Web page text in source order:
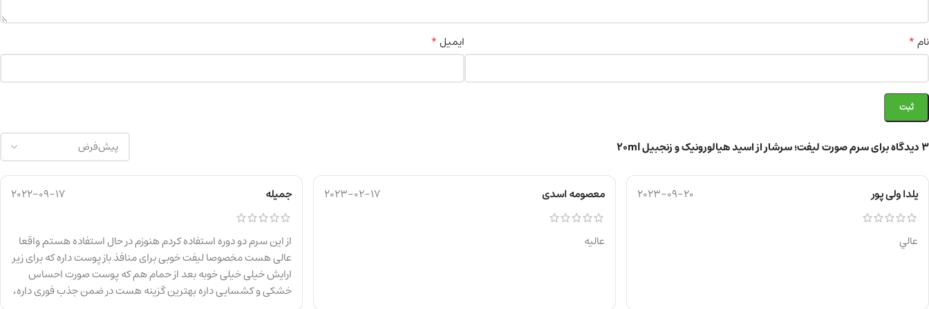
3 دیدگاه برای سرم صورت لیفت؛ سرشار از اسید هیالورونیک و زنجبیل 20ml
یلدا ولی پور 2023-09-20
عالي
معصومه اسدی 2023-02-17
عالیه
جمیله 2022-09-17
از این سرم دو دوره استفاده کردم هنوزم در حال استفاده هستم واقعا
عالی هست مخصوصا لیفت خوبی برای منافذ باز پوست داره که برای زیر
ارایش خیلی خیلی خوبه بعد از حمام هم که پوست صورت احساس
خشکی و کشسایی داره بهترین گزینه هست در ضمن جذب فوری داره،
نام* ایمیل*